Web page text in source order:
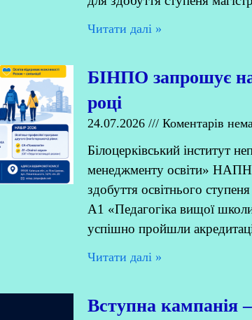
Читати далi »
БІНПО запрошує на
році
24.07.2026 Коментарів
Білоцерківський інститут
менеджменту освіти» НАПН
здобуття освітнього
А1 «Педагогіка вищої
успішно пройшли
Читати далi »
Вступна кампанія